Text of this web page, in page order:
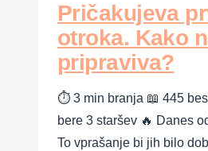
Pričakujeva
otroka. Kako
pripraviva?
⏱ 3 min branja 📖 445
bere 3 staršev 🔥 Danes
To vprašanje bi jih bilo